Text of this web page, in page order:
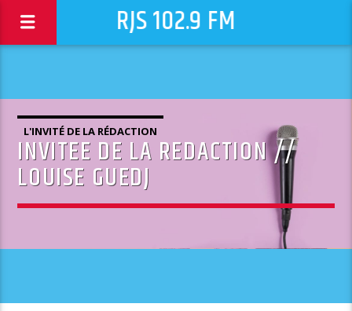
RJS 102.9 FM
L'INVITÉ DE LA RÉDACTION
INVITEE DE LA REDACTION //
LOUISE GUEDJ